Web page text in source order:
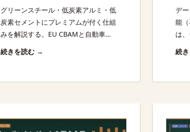
ントのグリーンプレミアム構
造
グリーンスチール・低炭素アルミ・低
炭素セメントにプレミアムが付く仕組
みを解説する。EU CBAMと自動車
OEMのScope 3調達要件が需要側の主
要ドライバーであり、どんな証明が価
続きを読む →
エ
化
デ
能
は
約
素
続